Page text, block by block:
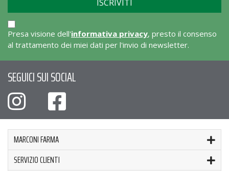
Presa visione dell'informativa privacy, presto il consenso
al trattamento dei miei dati per l'invio di newsletter.
SEGUICI SUI SOCIAL
MARCONI FARMA
SERVIZIO CLIENTI